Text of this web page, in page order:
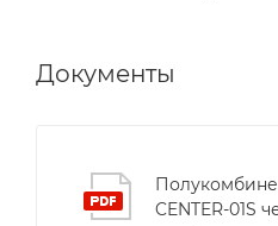
Документы
CENTER-01S